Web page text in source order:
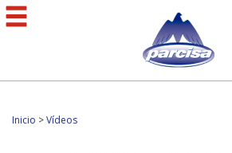
Inicio >Vídeos